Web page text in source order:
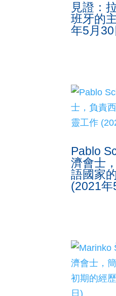
見證：
班牙的
年5月
Pablo
濟會士
語國家
(2021